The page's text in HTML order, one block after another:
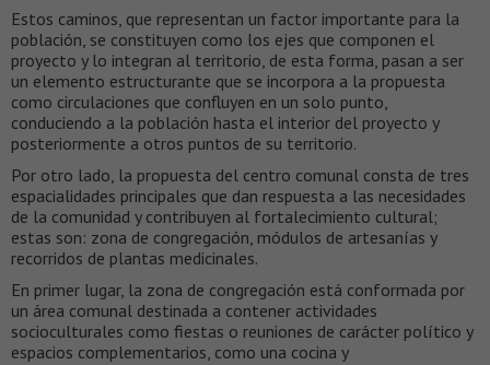
Estos caminos, que representan un factor importante para la
población, se constituyen como los ejes que componen el
proyecto y lo integran al territorio, de esta forma, pasan a ser
un elemento estructurante que se incorpora a la propuesta
como circulaciones que confluyen en un solo punto,
conduciendo a la población hasta el interior del proyecto y
posteriormente a otros puntos de su territorio.
Por otro lado, la propuesta del centro comunal consta de tres
espacialidades principales que dan respuesta a las necesidades
de la comunidad y contribuyen al fortalecimiento cultural;
estas son: zona de congregación, módulos de artesanías y
recorridos de plantas medicinales.
En primer lugar, la zona de congregación está conformada por
un área comunal destinada a contener actividades
socioculturales como fiestas o reuniones de carácter político y
espacios complementarios, como una cocina y